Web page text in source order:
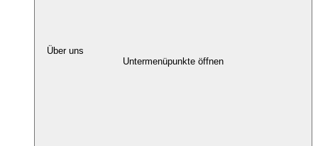
Über uns
Untermenüpunkte öffnen